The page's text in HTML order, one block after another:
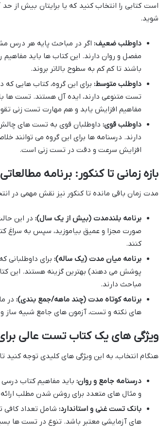
است کتابی را انتخاب کنید که یا برایتان بیش از
شوید.
داوطلب ضعیف: اگر در مباحث پایه هر درس
مفصل و روان دارند. این کتاب ها باید
باشند تا کم کم به سطوح بالاتر بروند.
داوطلب متوسط: برای این گروه، کتاب هایی
تست متنوعی دارند، ایده آل هستند. تست ها
مفاهیم افزایش یابد و هم مهارت تست زنی
داوطلب قوی: داوطلبان قوی به تست های چالش
دارند. درسنامه ها برای این گروه می توانند
افزایش سرعت و دقت در تست زنی است.
بازه زمانی تا کنکور: برنامه
مدت زمان باقی مانده تا کنکور نیز نقش مهمی در
برنامه بلندمدت (بیش از یک سال): در این
صورت مجزا و عمیق بیاموزید، سپس به سراغ
کنند.
برنامه میان مدت (یک ساله): برای داوطلبانی
پوشش می دهند) بهترین گزینه هستند. این
مباحث دارند.
برنامه کوتاه مدت (چند ماهه/جمع بندی): در
های نکته و تست، آزمون های جامع شبیه ساز و
ویژگی های یک کتاب تست عالی
هنگام انتخاب، به این ویژگی های کلیدی توجه کنید
درسنامه جامع و روان: باید مفاهیم کتاب
و مثال های متعدد برای روشن شدن مطلب
بانک تست غنی و استاندارد: شامل تعداد کافی
های آزمایشی معتبر باشد. تنوع در تست ها